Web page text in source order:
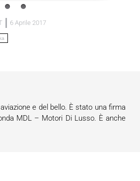
6 Aprile 2017
e del bello. È stato una firma
MDL – Motori Di Lusso. È anche